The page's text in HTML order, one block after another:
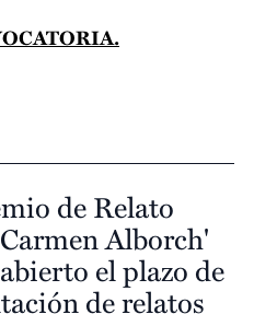
de Relato
Alborch'
el plazo de
de relatos